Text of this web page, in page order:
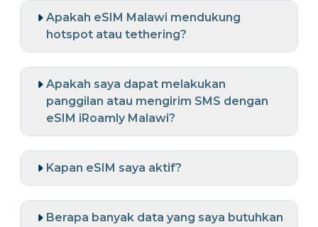
Apakah eSIM Malawi mendukung
hotspot atau tethering?
Apakah saya dapat melakukan
panggilan atau mengirim SMS dengan
eSIM iRoamly Malawi?
Kapan eSIM saya aktif?
Berapa banyak data yang saya butuhkan